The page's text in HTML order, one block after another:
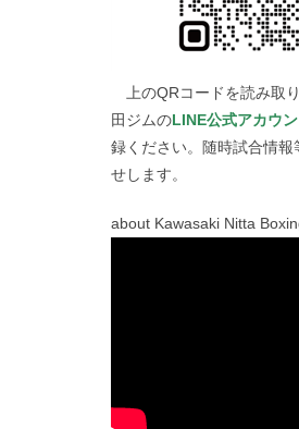
上のQRコードを読み取
田ジムのLINE公式アカウン
録ください。随時試合情報
せします。
about Kawasaki Nitta